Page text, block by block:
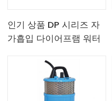
인기 상품 DP 시리즈 자
가흡입 다이어프램 워터
펌핑 펌프